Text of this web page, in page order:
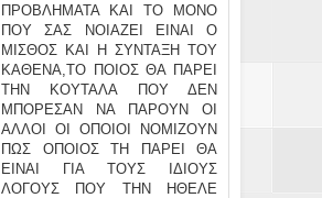
ΠΡΟΒΛΗΜΑΤΑ ΚΑΙ ΤΟ ΜΟΝΟ
ΠΟΥ ΣΑΣ ΝΟΙΑΖΕΙ ΕΙΝΑΙ Ο
ΜΙΣΘΟΣ ΚΑΙ Η ΣΥΝΤΑΞΗ ΤΟΥ
ΚΑΘΕΝΑ,ΤΟ ΠΟΙΟΣ ΘΑ ΠΑΡΕΙ
ΤΗΝ ΚΟΥΤΑΛΑ ΠΟΥ ΔΕΝ
ΜΠΟΡΕΣΑΝ ΝΑ ΠΑΡΟΥΝ ΟΙ
ΑΛΛΟΙ ΟΙ ΟΠΟΙΟΙ ΝΟΜΙΖΟΥΝ
ΠΩΣ ΟΠΟΙΟΣ ΤΗ ΠΑΡΕΙ ΘΑ
ΕΙΝΑΙ ΓΙΑ ΤΟΥΣ ΙΔΙΟΥΣ
ΛΟΓΟΥΣ ΠΟΥ ΤΗΝ ΗΘΕΛΕ